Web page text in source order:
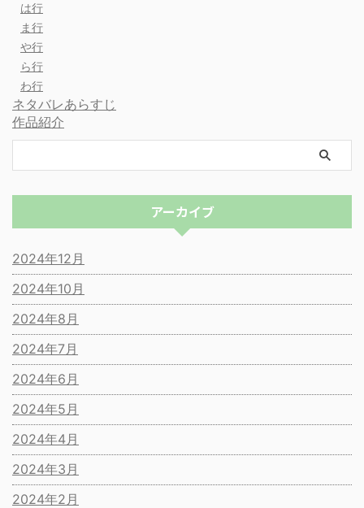
は行
ま行
や行
ら行
わ行
ネタバレあらすじ
作品紹介
アーカイブ
2024年12月
2024年10月
2024年8月
2024年7月
2024年6月
2024年5月
2024年4月
2024年3月
2024年2月